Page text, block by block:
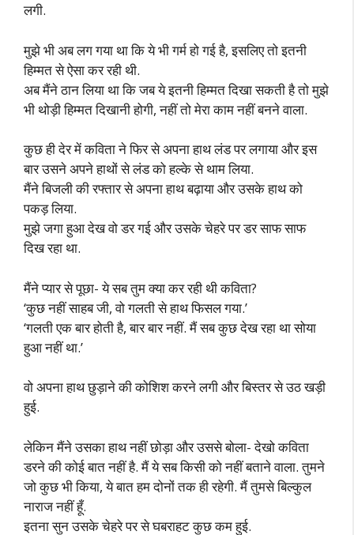
लगी.
मुझे भी अब लग गया था कि ये भी गर्म हो गई है, इसलिए तो इतनी
हिम्मत से ऐसा कर रही थी.
अब मैंने ठान लिया था कि जब ये इतनी हिम्मत दिखा सकती है तो मुझे
भी थोड़ी हिम्मत दिखानी होगी, नहीं तो मेरा काम नहीं बनने वाला.
कुछ ही देर में कविता ने फिर से अपना हाथ लंड पर लगाया और इस
बार उसने अपने हाथों से लंड को हल्के से थाम लिया.
मैंने बिजली की रफ्तार से अपना हाथ बढ़ाया और उसके हाथ को
पकड़ लिया.
मुझे जगा हुआ देख वो डर गई और उसके चेहरे पर डर साफ साफ
दिख रहा था.
मैंने प्यार से पूछा- ये सब तुम क्या कर रही थी कविता?
‘कुछ नहीं साहब जी, वो गलती से हाथ फिसल गया.’
‘गलती एक बार होती है, बार बार नहीं. मैं सब कुछ देख रहा था सोया
हुआ नहीं था.’
वो अपना हाथ छुड़ाने की कोशिश करने लगी और बिस्तर से उठ खड़ी
हुई.
लेकिन मैंने उसका हाथ नहीं छोड़ा और उससे बोला- देखो कविता
डरने की कोई बात नहीं है. मैं ये सब किसी को नहीं बताने वाला. तुमने
जो कुछ भी किया, ये बात हम दोनों तक ही रहेगी. मैं तुमसे बिल्कुल
नाराज नहीं हूँ.
इतना सुन उसके चेहरे पर से घबराहट कुछ कम हुई.